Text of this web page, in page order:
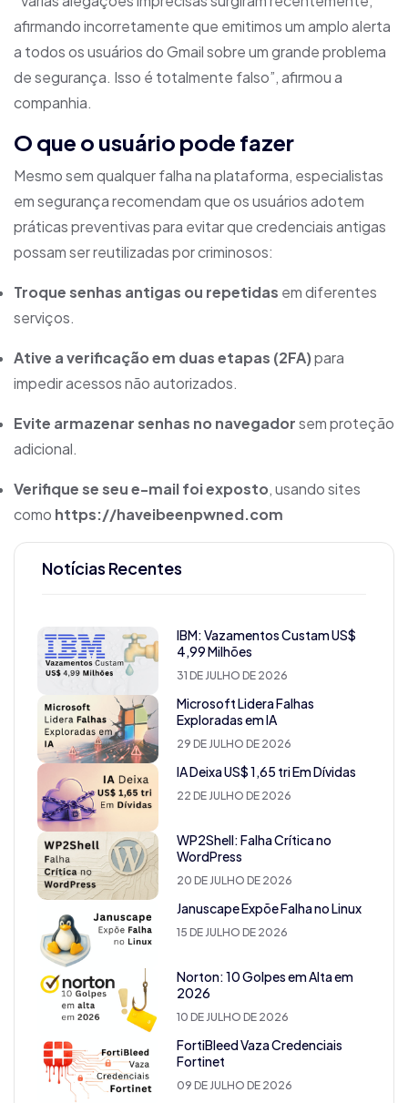
afirmando incorretamente que emitimos um amplo alerta
a todos os usuários do Gmail sobre um grande problema
de segurança. Isso é totalmente falso”, afirmou a
companhia.
O que o usuário pode fazer
Mesmo sem qualquer falha na plataforma, especialistas
em segurança recomendam que os usuários adotem
práticas preventivas para evitar que credenciais antigas
possam ser reutilizadas por criminosos:
Troque senhas antigas ou repetidas em diferentes
serviços.
Ative a verificação em duas etapas (2FA)para
impedir acessos não autorizados.
Evite armazenar senhas no navegadorsem proteção
adicional.
Verifique se seu e-mail foi exposto, usando sites
como https://haveibeenpwned.com
Notícias Recentes
IBM: Vazamentos Custam US$
4,99 Milhões
31 DE JULHO DE 2026
Microsoft Lidera Falhas
Exploradas em IA
29 DE JULHO DE 2026
IA Deixa US$ 1,65 tri Em Dívidas
22 DE JULHO DE 2026
WP2Shell: Falha Crítica no
WordPress
20 DE JULHO DE 2026
Januscape Expõe Falha no Linux
15 DE JULHO DE 2026
Norton: 10 Golpes em Alta em
2026
10 DE JULHO DE 2026
FortiBleed Vaza Credenciais
Fortinet
09 DE JULHO DE 2026